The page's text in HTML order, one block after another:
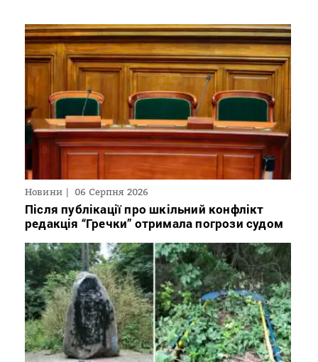
Новини 06 Серпня 2026
Після публікації про шкільний конфлікт
редакція “Гречки” отримала погрози судом